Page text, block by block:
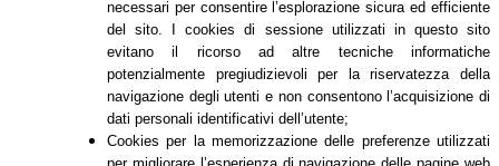
necessari per consentire l’esplorazione sicura ed efficiente
del sito. I cookies di sessione utilizzati in questo sito
evitano il ricorso ad altre tecniche informatiche
potenzialmente pregiudizievoli per la riservatezza della
navigazione degli utenti e non consentono l’acquisizione di
dati personali identificativi dell’utente;
Cookies per la memorizzazione delle preferenze utilizzati